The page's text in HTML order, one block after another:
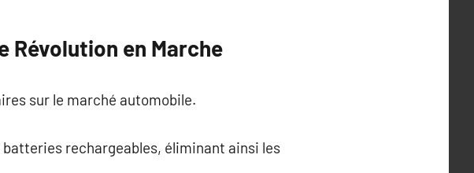
Révolution en Marche
sur le marché automobile.
rechargeables, éliminant ainsi les